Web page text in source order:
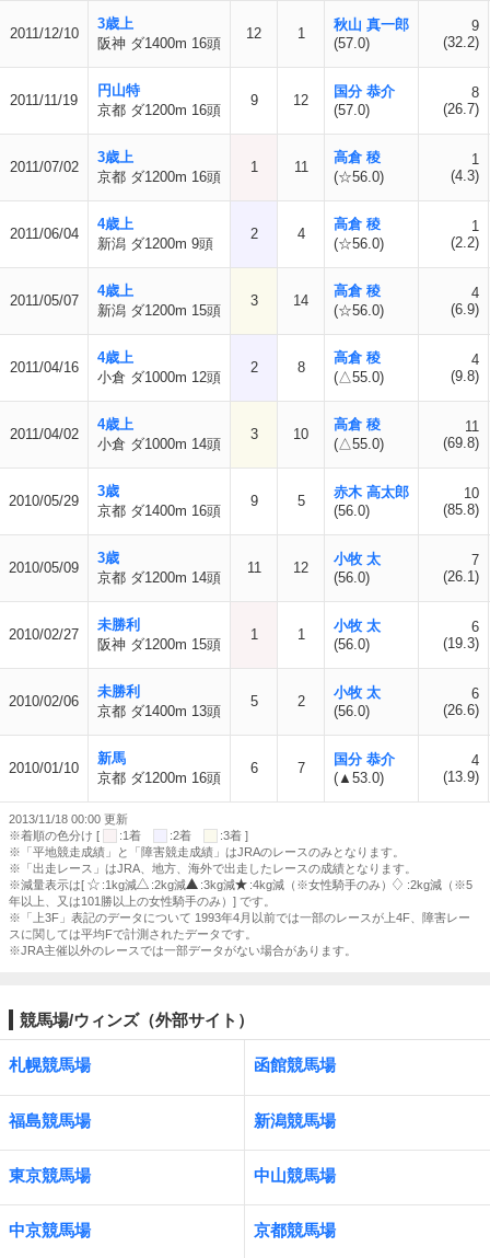
2011/12/10
3歳上
阪神 ダ1400m 16頭
12 1
秋山 真一郎
(57.0)
9
(32.2)
2011/11/19
円山特
京都 ダ1200m 16頭
9 12
国分 恭介
(57.0)
8
(26.7)
2011/07/02
3歳上
京都 ダ1200m 16頭
1 11
高倉 稜
(☆56.0)
1
(4.3)
2011/06/04
4歳上
新潟 ダ1200m 9頭
2 4
高倉 稜
(☆56.0)
1
(2.2)
2011/05/07
4歳上
新潟 ダ1200m 15頭
3 14
高倉 稜
(☆56.0)
4
(6.9)
2011/04/16
4歳上
小倉 ダ1000m 12頭
2 8
高倉 稜
(△55.0)
4
(9.8)
2011/04/02
4歳上
小倉 ダ1000m 14頭
3 10
高倉 稜
(△55.0)
11
(69.8)
2010/05/29
3歳
京都 ダ1400m 16頭
9 5
赤木 高太郎
(56.0)
10
(85.8)
2010/05/09
3歳
京都 ダ1200m 14頭
11 12
小牧 太
(56.0)
7
(26.1)
2010/02/27
未勝利
阪神 ダ1200m 15頭
1 1
小牧 太
(56.0)
6
(19.3)
2010/02/06
未勝利
京都 ダ1400m 13頭
5 2
小牧 太
(56.0)
6
(26.6)
2010/01/10
新馬
京都 ダ1200m 16頭
6 7
国分 恭介
(▲53.0)
4
(13.9)
2013/11/18 00:00 更新
※着順の色分け [
:1着 :2着
:3着 ]
※「平地競走成績」と「障害競走成績」はJRAのレースのみとなります。
※「出走レース」はJRA、地方、海外で出走したレースの成績となります。
※減量表示は[
:1kg減 :2kg減 :3kg減 :4kg減（※女性騎手のみ）
:2kg減（※5
年以上、又は101勝以上の女性騎手のみ）] です。
※「上3F」表記のデータについて 1993年4月以前では一部のレースが上4F、障害レー
スに関しては平均Fで計測されたデータです。
※JRA主催以外のレースでは一部データがない場合があります。
競馬場/ウィンズ（外部サイト）
札幌競馬場 函館競馬場
福島競馬場 新潟競馬場
東京競馬場 中山競馬場
中京競馬場 京都競馬場